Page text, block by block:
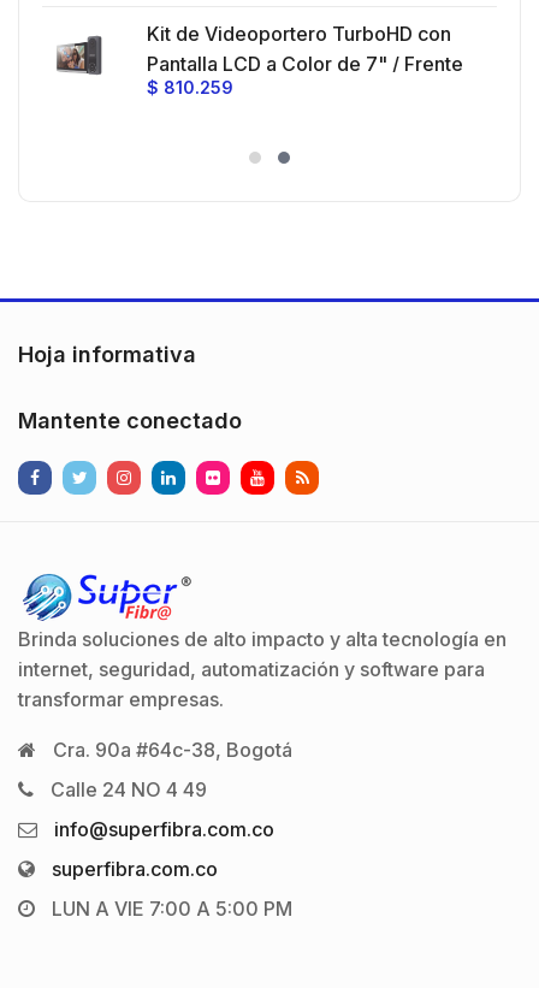
Kit de Videoportero TurboHD con
Pantalla LCD a Color de 7" / Frente
de Calle para Exterior de
)130° de Visión (Gran Angular)
$ 810.259
Hoja informativa
Mantente conectado
Brinda soluciones de alto impacto y alta tecnología en
internet, seguridad, automatización y software para
transformar empresas.
Cra. 90a #64c-38, Bogotá
Calle 24 NO 4 49
info@superfibra.com.co
superfibra.com.co
LUN A VIE 7:00 A 5:00 PM